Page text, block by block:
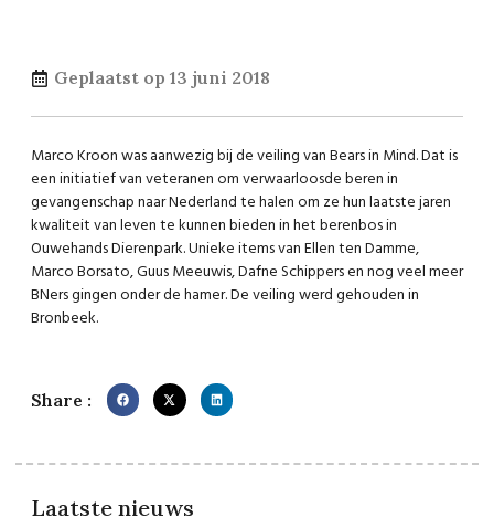
Geplaatst op 13 juni 2018
Marco Kroon was aanwezig bij de veiling van Bears in Mind. Dat is
een initiatief van veteranen om verwaarloosde beren in
gevangenschap naar Nederland te halen om ze hun laatste jaren
kwaliteit van leven te kunnen bieden in het berenbos in
Ouwehands Dierenpark. Unieke items van Ellen ten Damme,
Marco Borsato, Guus Meeuwis, Dafne Schippers en nog veel meer
BNers gingen onder de hamer. De veiling werd gehouden in
Bronbeek.
Share :
Laatste nieuws